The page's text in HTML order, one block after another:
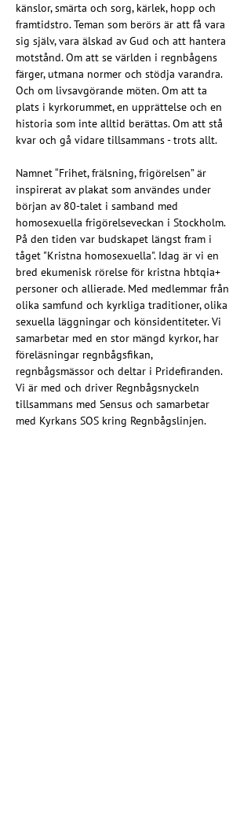
känslor, smärta och sorg, kärlek, hopp och
framtidstro. Teman som berörs är att få vara
sig själv, vara älskad av Gud och att hantera
motstånd. Om att se världen i regnbågens
färger, utmana normer och stödja varandra.
Och om livsavgörande möten. Om att ta
plats i kyrkorummet, en upprättelse och en
historia som inte alltid berättas. Om att stå
kvar och gå vidare tillsammans - trots allt.
Namnet “Frihet, frälsning, frigörelsen” är
inspirerat av plakat som användes under
början av 80-talet i samband med
homosexuella frigörelseveckan i Stockholm.
På den tiden var budskapet längst fram i
tåget "Kristna homosexuella". Idag är vi en
bred ekumenisk rörelse för kristna hbtqia+
personer och allierade. Med medlemmar från
olika samfund och kyrkliga traditioner, olika
sexuella läggningar och könsidentiteter. Vi
samarbetar med en stor mängd kyrkor, har
föreläsningar regnbågsfikan,
regnbågsmässor och deltar i Pridefiranden.
Vi är med och driver Regnbågsnyckeln
tillsammans med Sensus och samarbetar
med Kyrkans SOS kring Regnbågslinjen.